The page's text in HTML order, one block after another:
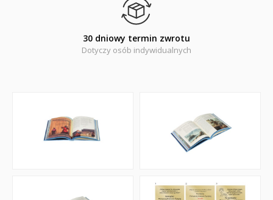
30 dniowy termin zwrotu
Dotyczy osób indywidualnych